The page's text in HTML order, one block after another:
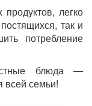
легко
так и
потребление
блюда —
всей семьи!